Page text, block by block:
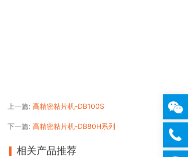
上一篇: 高精密粘片机-DB100S
下一篇: 高精密粘片机-DB80H系列
相关产品推荐